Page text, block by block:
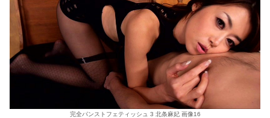
完全パンストフェティッシュ 3 北条麻妃 画像16